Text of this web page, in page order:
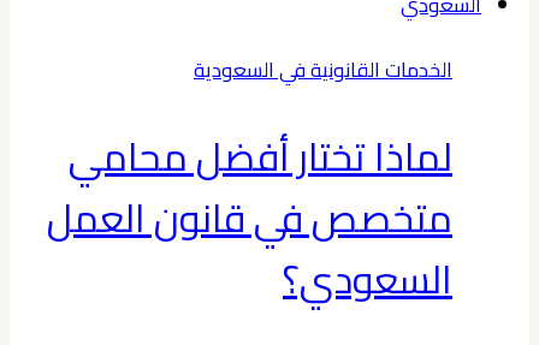
في
الدمام؟
الخدمات القانونية في السعودية
لماذا تختار أفضل محامي
متخصص في قانون العمل
السعودي؟